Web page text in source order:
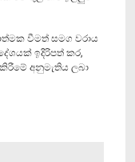
වීමත් සමග වරාය
ඉදිරිපත් කර,
අනුමැතිය ලබා